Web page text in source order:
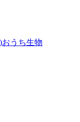
おうち生物